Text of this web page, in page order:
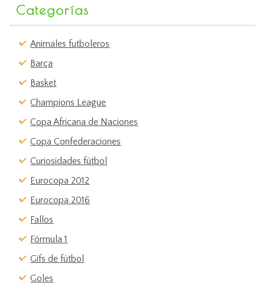
Categorías
Animales futboleros
Barça
Basket
Champions League
Copa Africana de Naciones
Copa Confederaciones
Curiosidades fútbol
Eurocopa 2012
Eurocopa 2016
Fallos
Fórmula 1
Gifs de fútbol
Goles